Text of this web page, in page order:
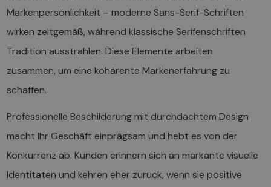
Markenpersönlichkeit – moderne Sans-Serif-Schriften
wirken zeitgemäß, während klassische Serifenschriften
Tradition ausstrahlen. Diese Elemente arbeiten
zusammen, um eine kohärente Markenerfahrung zu
schaffen.
Professionelle Beschilderung mit durchdachtem Design
macht Ihr Geschäft einprägsam und hebt es von der
Konkurrenz ab. Kunden erinnern sich an markante visuelle
Identitäten und kehren eher zurück, wenn sie positive